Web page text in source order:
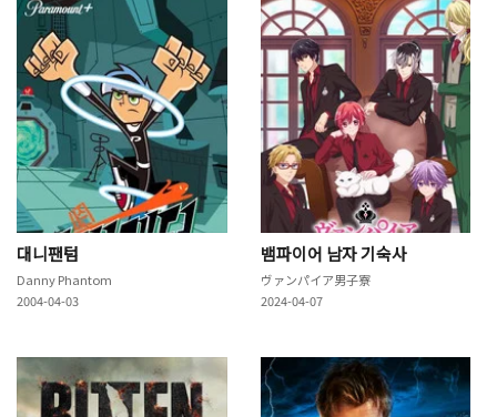
대니팬텀
Danny Phantom
2004-04-03
뱀파이어 남자 기숙사
ヴァンパイア男子寮
2024-04-07